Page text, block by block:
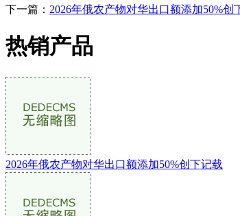
下一篇： 2026年俄农产物对华出口额添加50%创
热销产品
2026年俄农产物对华出口额添加50%创下记载